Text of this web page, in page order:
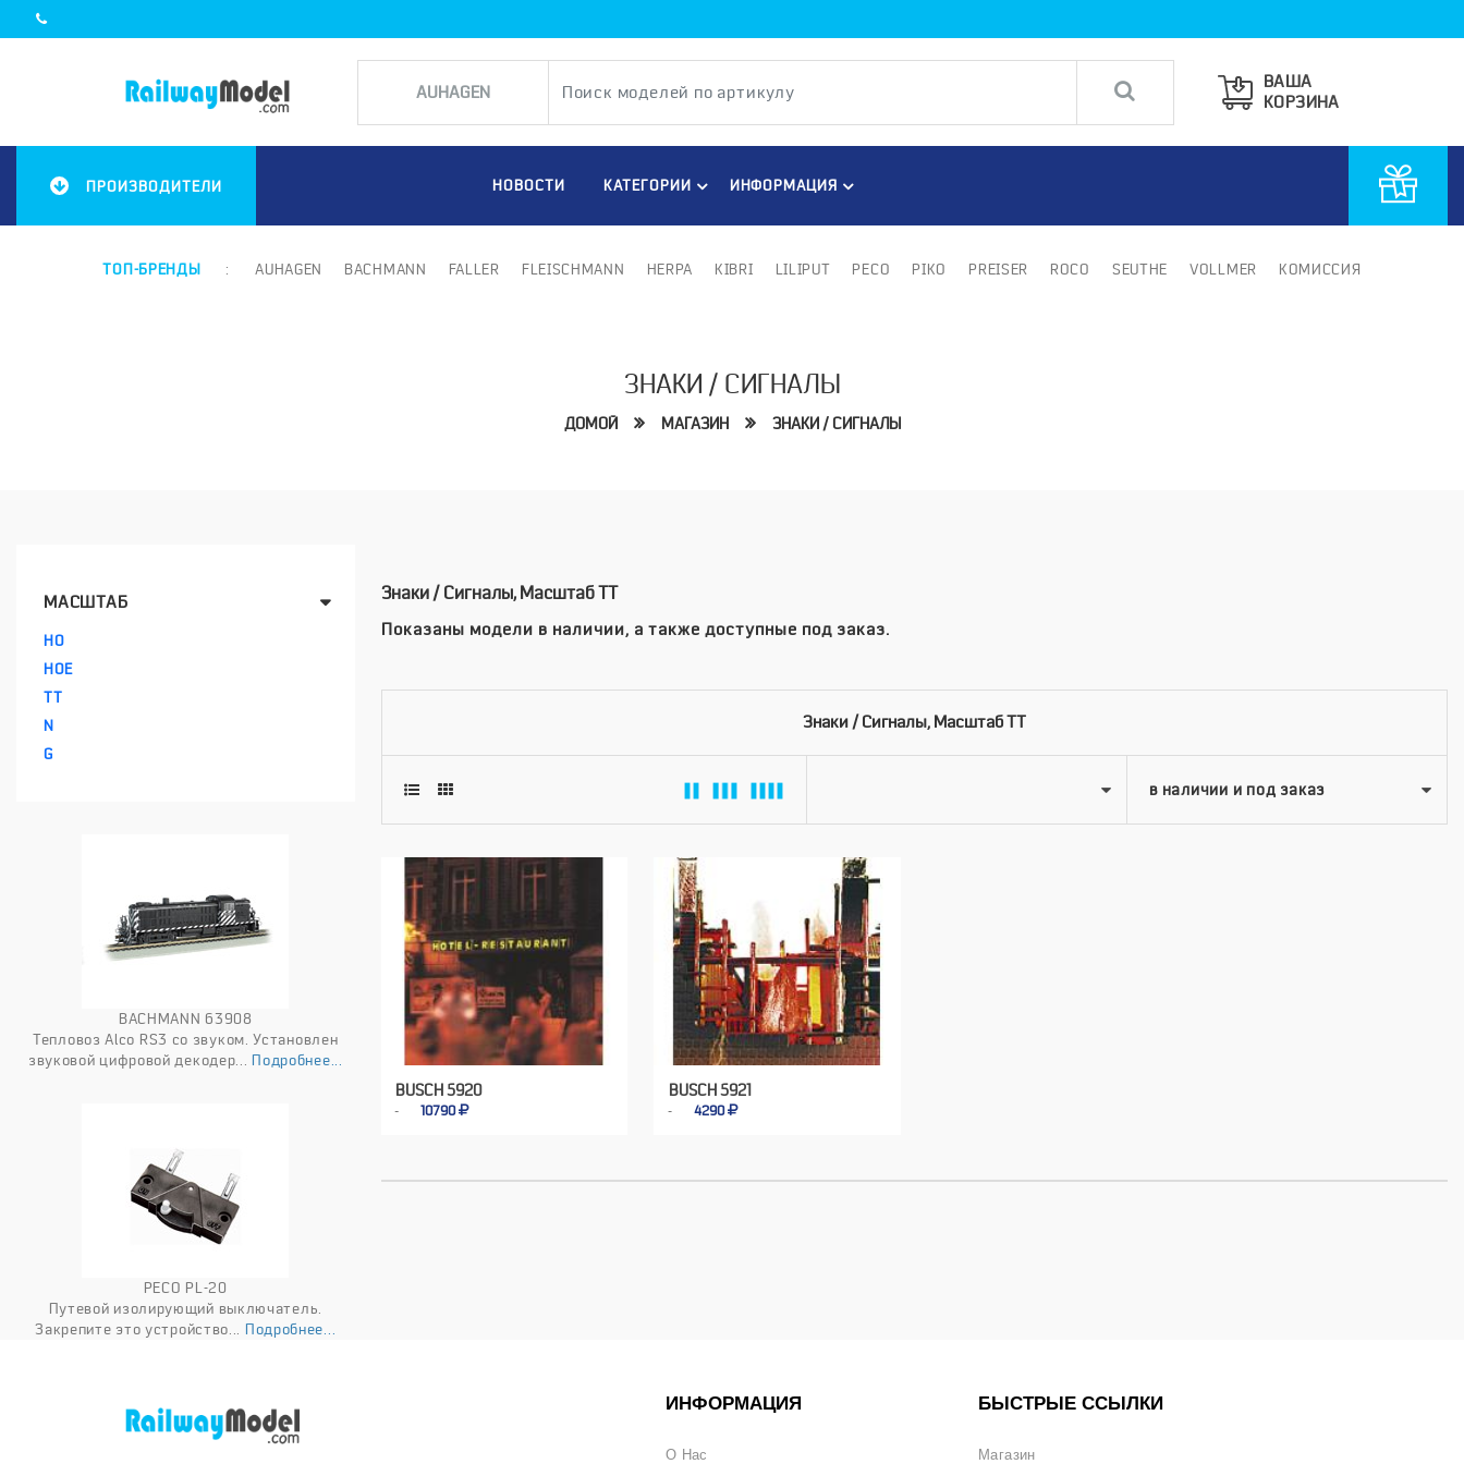
ВАША
КОРЗИНА
ПРОИЗВОДИТЕЛИ НОВОСТИ КАТЕГОРИИ ИНФОРМАЦИЯ
ТОП-БРЕНДЫ : AUHAGEN BACHMANN FALLER FLEISCHMANN HERPA KIBRI LILIPUT PECO PIKO PREISER ROCO SEUTHE VOLLMER КОМИССИЯ
ЗНАКИ / СИГНАЛЫ
ДОМОЙ МАГАЗИН ЗНАКИ / СИГНАЛЫ
МАСШТАБ
HO
HOE
TT
N
G
BACHMANN 63908
Тепловоз Alco RS3 со звуком. Установлен
звуковой цифровой декодер...Подробнее...
PECO PL-20
Путевой изолирующий выключатель.
Закрепите это устройство... Подробнее...
Знаки / Сигналы, Масштаб TT
Показаны модели в наличии, а также доступные под заказ.
Знаки / Сигналы, Масштаб TT
BUSCH 5920
10790
BUSCH 5921
4290
ИНФОРМАЦИЯ
О Нас
БЫСТРЫЕ ССЫЛКИ
Магазин